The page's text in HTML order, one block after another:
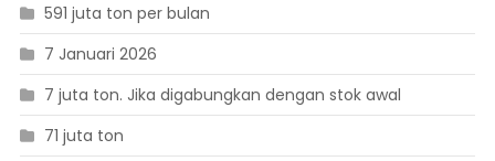
591 juta ton per bulan
7 Januari 2026
7 juta ton. Jika digabungkan dengan stok awal
71 juta ton